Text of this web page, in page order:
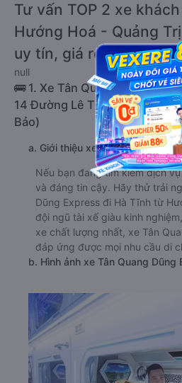
Tư vấn TOP 2 xe
Hướng Hoá - Quảng
uy tín, giá rẻ nhất 08/
null
🚌 1. Xe Tân Quang Dũng
14 Đường Lê Thế Tiết, Thị
Bảo)
a. Giới thiệu xe Tân Quang
Nếu bạn đang tìm kiếm dịch
và đáng tin cậy. Hãy thử trải
Dũng Express đi Hà Tĩnh từ
đội ngũ tài xế giàu kinh
xe chất lượng nhất, xe Tân
đáp ứng được mọi nhu cầu di
b. Hình ảnh xe Tân Quang Dũng